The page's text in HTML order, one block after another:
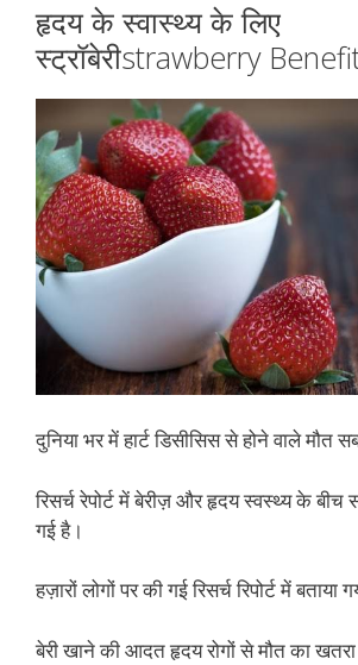
हृदय के स्वास्थ्य के लिए
स्ट्रॉबेरीstrawberry
दुनिया भर में हार्ट डिसीसिस से होने वाले
रिसर्च रेपोर्ट में बेरीज़ और हृदय स्वस्थ्य के बीच
गई है।
हज़ारों लोगों पर की गई रिसर्च रिपोर्ट में बताया
बेरी खाने की आदत हृदय रोगों से मौत का